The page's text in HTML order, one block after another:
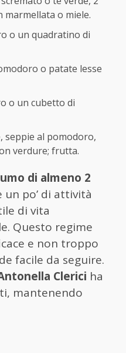
o miele.
o un quadratino di
o patate lesse
o un cubetto di
seppie al pomodoro,
verdure; frutta.
di almeno 2
un po’ di attività
di vita
Questo regime
e non troppo
facile da seguire.
Clerici ha
mantenendo